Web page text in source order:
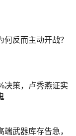
反而主动开战？
决策，卢秀燕证实
武器库存告急，